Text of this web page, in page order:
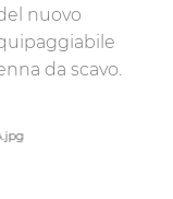
nuovo
da scavo.